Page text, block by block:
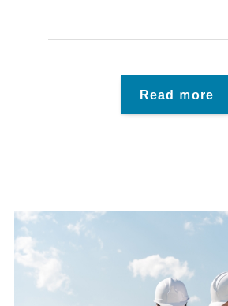
Read ｍore